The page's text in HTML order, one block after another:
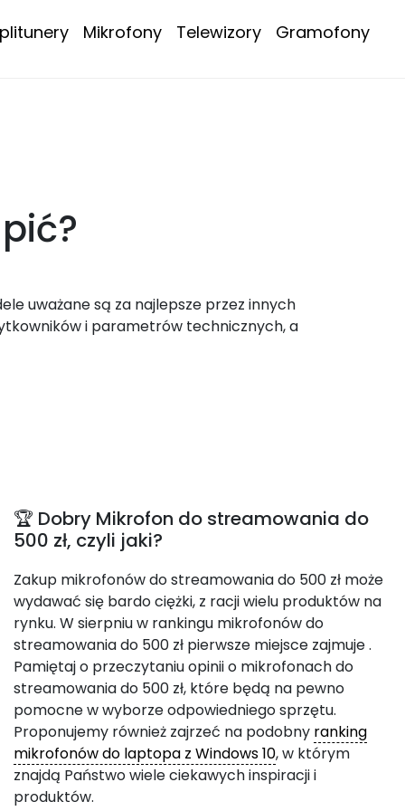
Mikrofony Telewizory Gramofony
uważane są za najlepsze przez innych
i parametrów technicznych, a
🏆 Dobry Mikrofon do streamowania do
500 zł, czyli jaki?
Zakup mikrofonów do streamowania do 500 zł może
wydawać się bardo ciężki, z racji wielu produktów na
rynku. W sierpniu w rankingu mikrofonów do
streamowania do 500 zł pierwsze miejsce zajmuje.
Pamiętaj o przeczytaniu opinii o mikrofonach do
streamowania do 500 zł, które będą na pewno
pomocne w wyborze odpowiedniego sprzętu.
Proponujemy również zajrzeć na podobny ranking
mikrofonów do laptopa z Windows 10, w którym
znajdą Państwo wiele ciekawych inspiracji i
produktów.